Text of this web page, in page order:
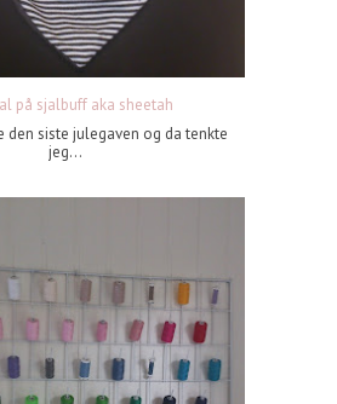
på sjalbuff aka sheetah
den siste julegaven og da tenkte
jeg...